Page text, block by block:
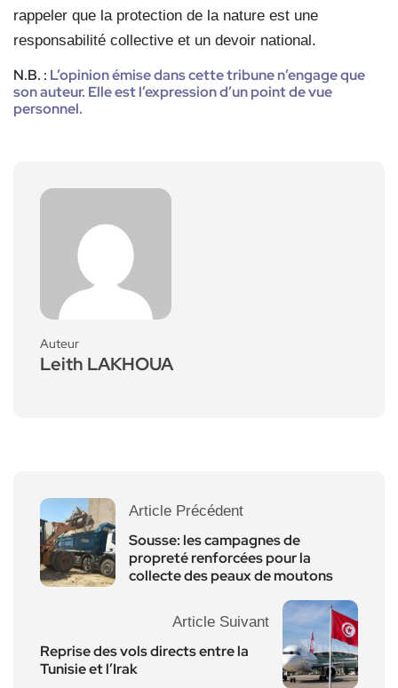
rappeler que la protection de la nature est une
responsabilité collective et un devoir national.
N.B. : L’opinion émise dans cette tribune n’engage que
son auteur. Elle est l’expression d’un point de vue
personnel.
Auteur
Leith LAKHOUA
Article Précédent
Sousse: les campagnes de
propreté renforcées pour la
collecte des peaux de moutons
Article Suivant
Reprise des vols directs entre la
Tunisie et l’Irak